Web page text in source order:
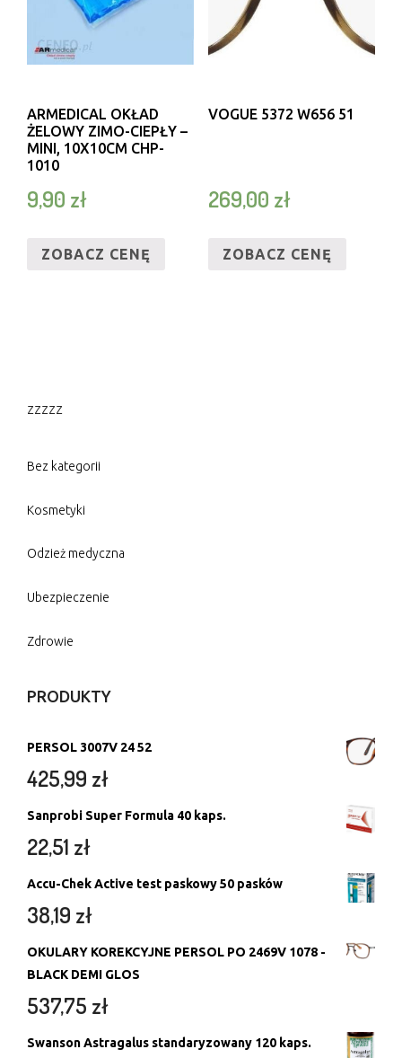
ARMEDICAL OKŁAD
ŻELOWY ZIMO-CIEPŁY –
MINI, 10X10CM CHP-
1010
9,90 zł
ZOBACZ CENĘ
VOGUE 5372 W656 51
269,00 zł
ZOBACZ CENĘ
zzzzz
Bez kategorii
Kosmetyki
Odzież medyczna
Ubezpieczenie
Zdrowie
PRODUKTY
PERSOL 3007V 24 52
425,99 zł
Sanprobi Super Formula 40 kaps.
22,51 zł
Accu-Chek Active test paskowy 50 pasków
38,19 zł
OKULARY KOREKCYJNE PERSOL PO 2469V 1078 -
BLACK DEMI GLOS
537,75 zł
Swanson Astragalus standaryzowany 120 kaps.